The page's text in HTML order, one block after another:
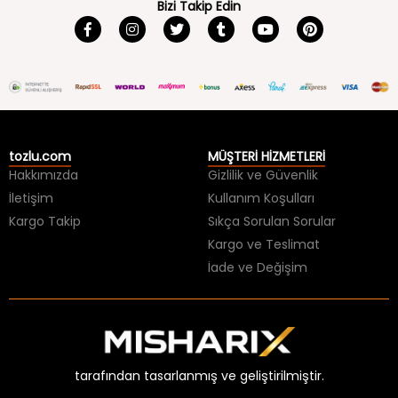
Bizi Takip Edin
tozlu.com
Hakkımızda
İletişim
Kargo Takip
MÜŞTERİ HİZMETLERİ
Gizlilik ve Güvenlik
Kullanım Koşulları
Sıkça Sorulan Sorular
Kargo ve Teslimat
İade ve Değişim
tarafından tasarlanmış ve geliştirilmiştir.